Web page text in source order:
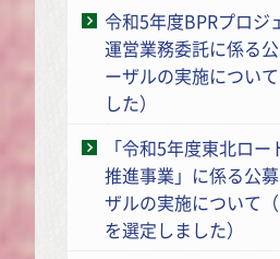
令和5年度BPRプロジ
運営業務委託に係る
ーザルの実施につい
した）
「令和5年度東北ロ
推進事業」に係る公
ザルの実施について
を選定しました）